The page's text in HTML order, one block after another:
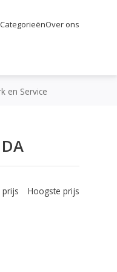
CategorieënOver ons
en Service
prijs Hoogste prijs